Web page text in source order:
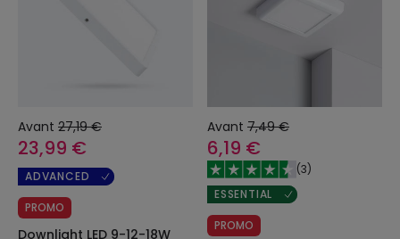
Avant 27,19 €
23,99 €
ADVANCED
PROMO
Downlight LED 9-12-18W
Avant 7,49 €
6,19 €
(3)
ESSENTIAL
PROMO